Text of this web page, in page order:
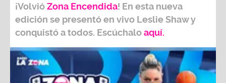
¡VolvióZona Encendida! En esta nueva
edición se presentó en vivo Leslie Shaw y
conquistó a todos. Escúchaloaquí.